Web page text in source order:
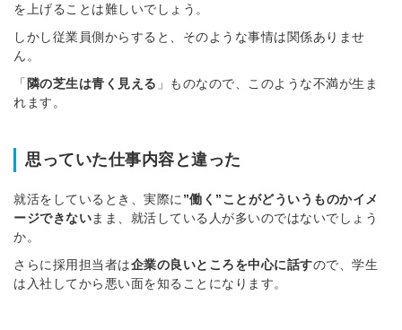
を上げることは難しいでしょう。
しかし従業員側からすると、そのような事情は関係ありませ
ん。
「 隣の芝生は青く見える 」ものなので、このような不満が生ま
れます。
思っていた仕事内容と違った
就活をしているとき、実際に ”働く”ことがどういうものかイメ
ージできないまま、就活している人が多いのではないでしょう
か。
さらに採用担当者は企業の良いところを中心に話すので、学生
は入社してから悪い面を知ることになります。